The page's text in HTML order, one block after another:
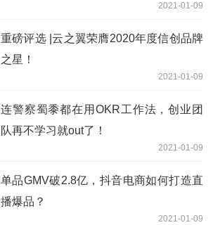
2021-01-09
重磅评选 |云之翼荣膺2020年度信创品牌
之星！
2021-01-09
连警察蜀黍都在用OKR工作法，创业团
队再不学习就out了！
2021-01-09
单品GMV破2.8亿，抖音电商如何打造直
播爆品？
2021-01-09